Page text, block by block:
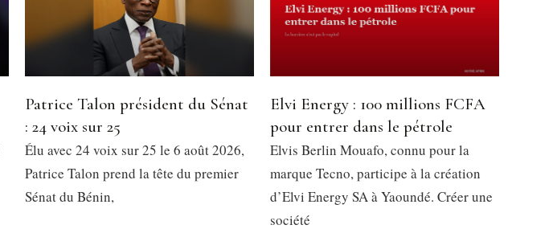
Patrice Talon président du Sénat
: 24 voix sur 25
Élu avec 24 voix sur 25 le 6 août 2026,
Patrice Talon prend la tête du premier
Sénat du Bénin,
Elvi Energy : 100 millions FCFA
pour entrer dans le pétrole
Elvis Berlin Mouafo, connu pour la
marque Tecno, participe à la création
d’Elvi Energy SA à Yaoundé. Créer une
société